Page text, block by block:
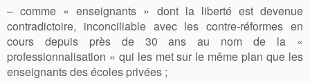
– comme « enseignants » dont la liberté est devenue
contradictoire, inconciliable avec les contre-réformes en
cours depuis près de 30 ans au nom de la «
professionnalisation » qui les met sur le même plan que les
enseignants des écoles privées ;